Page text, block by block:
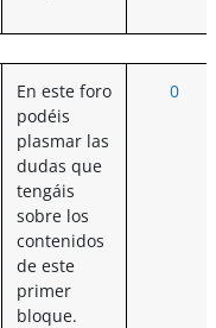
En este foro
podéis
plasmar las
dudas que
tengáis
sobre los
contenidos
de este
primer
bloque.
0